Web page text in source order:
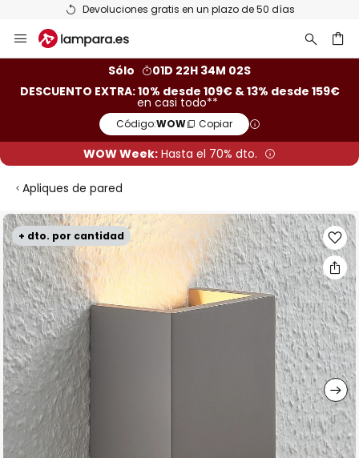
Devoluciones gratis en un plazo de 50 días
al
Sólo
01D 22H 34M 01S
DESCUENTO EXTRA: 10% desde 109€ & 13% desde 159€
en casi todo**
Código:WOW Copiar
WOW Week: Hasta el 70% dto.
Apliques de pared
+ dto. por cantidad
Saltar
al
final
de
la
galería
de
imágenes